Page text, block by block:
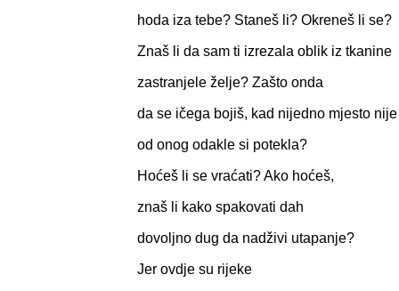
hoda iza tebe? Staneš li? Okreneš li se?
Znaš li da sam ti izrezala oblik iz tkanine
zastranjele želje? Zašto onda
da se ičega bojiš, kad nijedno mjesto
od onog odakle si potekla?
Hoćeš li se vraćati? Ako hoćeš,
znaš li kako spakovati dah
dovoljno dug da nadživi utapanje?
Jer ovdje su rijeke